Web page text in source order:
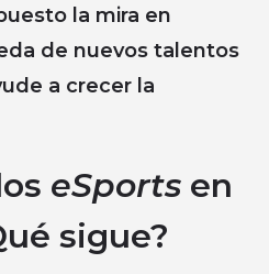
la mira en
de nuevos talentos
a crecer la
eSports en
sigue?